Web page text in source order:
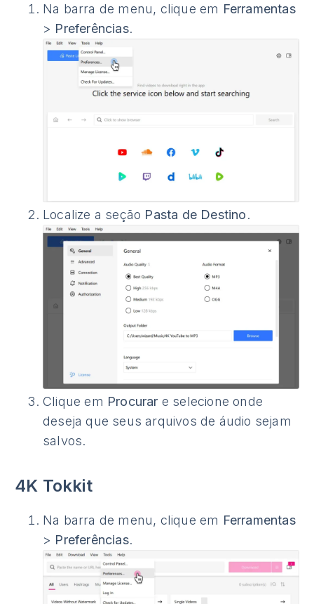
Na barra de menu, clique em Ferramentas
> Preferências.
Localize a seção Pasta de Destino.
Clique em Procurar e selecione onde
deseja que seus arquivos de áudio sejam
salvos.
4K Tokkit
Na barra de menu, clique em Ferramentas
> Preferências.